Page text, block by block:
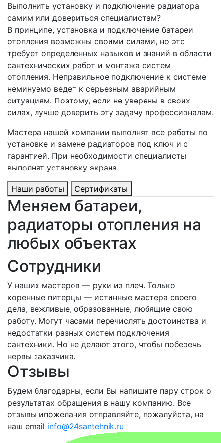
Выполнить установку и подключение радиатора
самим или довериться специалистам?
В принципе, установка и подключение батареи
отопления возможны своими силами, но это
требует определенных навыков и знаний в области
сантехнических работ и монтажа систем
отопления. Неправильное подключение к системе
неминуемо ведет к серьезным аварийным
ситуациям. Поэтому, если не уверены в своих
силах, лучше доверить эту задачу профессионалам.
Мастера нашей компании выполнят все работы по
установке и замене радиаторов под ключ и с
гарантией. При необходимости специалисты
выполнят установку экрана.
Наши работы Сертификаты
Меняем батареи,
радиаторы отопления на
любых объектах
Сотрудники
У наших мастеров — руки из плеч. Только
коренные питерцы — истинные мастера своего
дела, вежливые, образованные, любящие свою
работу. Могут часами перечислять достоинства и
недостатки разных систем подключения
сантехники. Но не делают этого, чтобы поберечь
нервы заказчика.
Отзывы
Будем благодарны, если Вы напишите пару строк о
результатах обращения в нашу компанию. Все
отзывы ипожелания отправляйте, пожалуйста, на
наш email info@24santehnik.ru